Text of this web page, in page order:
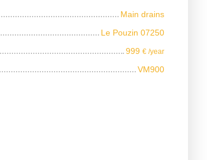
Main drains
Le Pouzin 07250
999 € /year
VM900